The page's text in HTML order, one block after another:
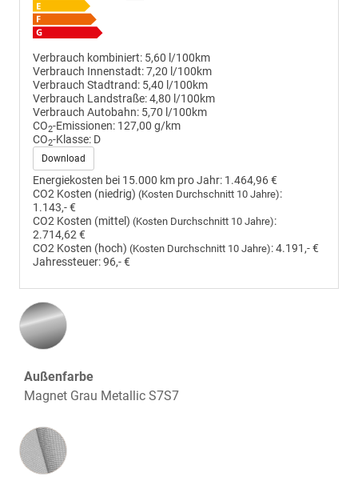
Verbrauch kombiniert: 5,60 l/100km
Verbrauch Innenstadt:7,20 l/100km
Verbrauch Stadtrand: 5,40 l/100km
Verbrauch Landstraße:4,80 l/100km
Verbrauch Autobahn: 5,70 l/100km
CO2-Emissionen: 127,00 g/km
CO2-Klasse: D
Download
Energiekosten bei 15.000 km pro Jahr: 1.464,96 €
CO2 Kosten (niedrig) (Kosten Durchschnitt 10 Jahre):
1.143,- €
CO2 Kosten (mittel) (Kosten Durchschnitt 10 Jahre):
2.714,62 €
CO2 Kosten (hoch) (Kosten Durchschnitt 10 Jahre):4.191,- €
Jahressteuer:96,- €
Außenfarbe
Magnet Grau Metallic S7S7
Innenausstattung